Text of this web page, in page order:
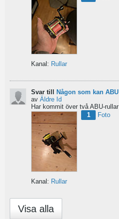
Kanal: Rullar
Svar till Någon som kan ABU
av Äldre Id
1
Foto
Kanal: Rullar
Visa alla